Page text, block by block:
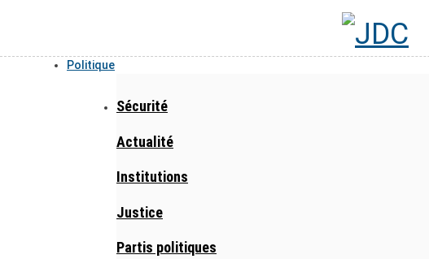
Politique
Sécurité
Actualité
Institutions
Justice
Partis politiques